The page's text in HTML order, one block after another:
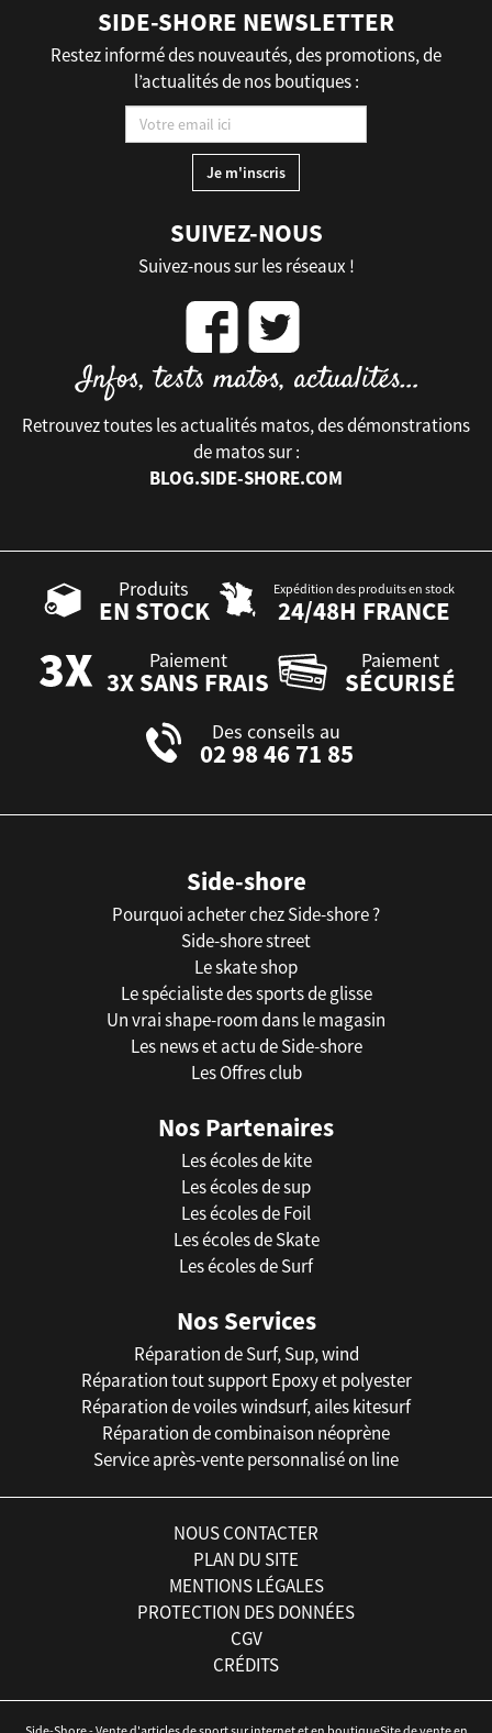
SIDE-SHORE NEWSLETTER
Restez informé des nouveautés, des promotions, de
l’actualités de nos boutiques :
SUIVEZ-NOUS
Suivez-nous sur les réseaux !
Retrouvez toutes les actualités matos, des démonstrations
de matos sur :
BLOG.SIDE-SHORE.COM
Produits
EN STOCK
Expédition des produits en stock
24/48H FRANCE
Paiement
3X SANS FRAIS
Paiement
SÉCURISÉ
Des conseils au
02 98 46 71 85
Side-shore
Pourquoi acheter chez Side-shore ?
Side-shore street
Le skate shop
Le spécialiste des sports de glisse
Un vrai shape-room dans le magasin
Les news et actu de Side-shore
Les Offres club
Nos Partenaires
Les écoles de kite
Les écoles de sup
Les écoles de Foil
Les écoles de Skate
Les écoles de Surf
Nos Services
Réparation de Surf, Sup, wind
Réparation tout support Epoxy et polyester
Réparation de voiles windsurf, ailes kitesurf
Réparation de combinaison néoprène
Service après-vente personnalisé on line
NOUS CONTACTER
PLAN DU SITE
MENTIONS LÉGALES
PROTECTION DES DONNÉES
CGV
CRÉDITS